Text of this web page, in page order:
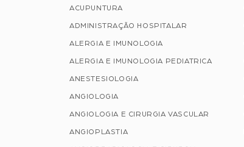
ACUPUNTURA
ADMINISTRAÇÃO HOSPITALAR
ALERGIA E IMUNOLOGIA
ALERGIA E IMUNOLOGIA PEDIATRICA
ANESTESIOLOGIA
ANGIOLOGIA
ANGIOLOGIA E CIRURGIA VASCULAR
ANGIOPLASTIA